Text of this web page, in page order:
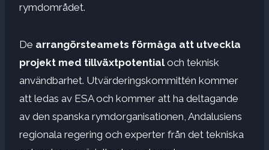
rymdområdet.
De arrangörsteamets förmåga att utveckla
projekt med tillväxtpotentialoch teknisk
användbarhet. Utvärderingskommittén kommer
att ledas av ESA och kommer att ha deltagande
av den spanska rymdorganisationen, Andalusiens
regionala regering och experter från det tekniska